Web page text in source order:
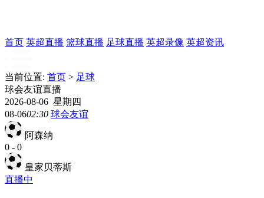
首页 英超直播 篮球直播 足球直播 英超录像 英超资讯
当前位置: 首页 > 足球
球会友谊直播
2026-08-06 星期四
08-0602:30 球会友谊
阿森纳
0 - 0
皇家贝蒂斯
直播中